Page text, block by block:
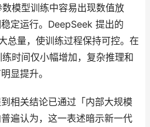
模型训练中容易出现数值放
定运行。DeepSeek 提出的
总量，使训练过程保持可控。在
时间仅小幅增加，复杂推理和
显提升。
相关结论已通过「内部大规模
遍认为，这一表述暗示新一代